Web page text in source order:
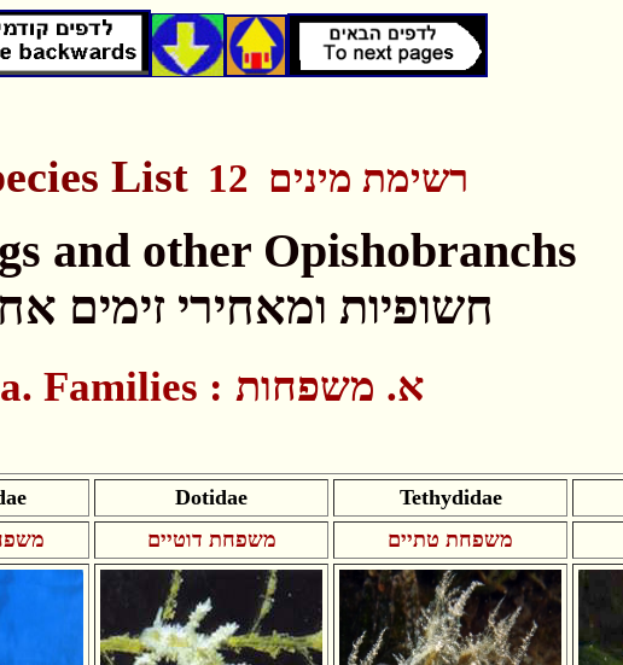
List 12 רשימת מינים
and other Opishobranchs
חשופיות ומאחירי זימים
a. Families : א. משפחות
Dotidae Tethydidae
משפחת דוטיים משפחת טתיים